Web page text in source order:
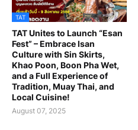
TAT
TAT Unites to Launch “Esan
Fest” – Embrace Isan
Culture with Sin Skirts,
Khao Poon, Boon Pha Wet,
and a Full Experience of
Tradition, Muay Thai, and
Local Cuisine!
August 07, 2025